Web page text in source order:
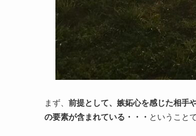
まず、 前提として、嫉妬心を感じた相手
の要素が含まれている・・・ ということ